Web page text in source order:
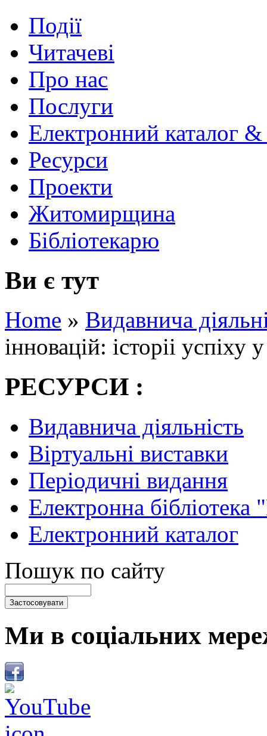
Події
Читачеві
Про нас
Послуги
Електронний каталог
Ресурси
Проекти
Житомирщина
Бібліотекарю
Ви є тут
Home » Видавнича
інновацій: історіі
РЕСУРСИ :
Видавнича діяльність
Віртуальні виставки
Періодичні видання
Електронна
Електронний каталог
Пошук по сайту
Ми в соціальних